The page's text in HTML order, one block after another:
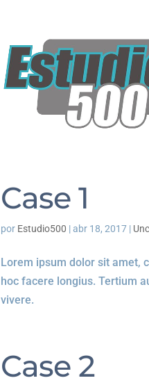
Case 1
por Estudio500 |abr 18, 2017 |
Lorem ipsum dolor sit amet,
hoc facere longius. Tertium
vivere.
Case 2